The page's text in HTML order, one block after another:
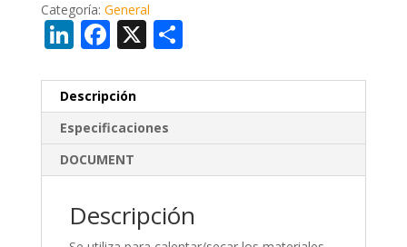
Categoría: General
Li
k
e
dI
n
F
e
b
o
o
k
X C
m
p
ar
ti
r
Descripción
Especificaciones
DOCUMENT
Descripción